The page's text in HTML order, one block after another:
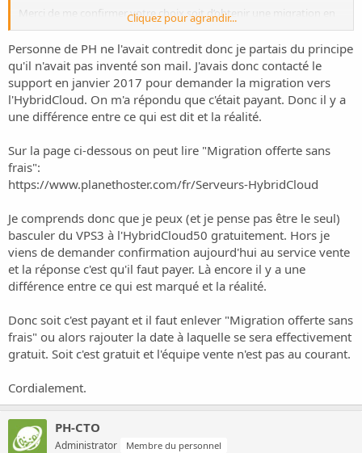
Merci de me confirmer votre choix soit d’obtenir une migration en
primeur ou attendre la migration gratuite. »
Cliquez pour agrandir...
Personne de PH ne l'avait contredit donc je partais du principe
qu'il n'avait pas inventé son mail. J'avais donc contacté le
support en janvier 2017 pour demander la migration vers
l'HybridCloud. On m'a répondu que c'était payant. Donc il y a
une différence entre ce qui est dit et la réalité.
Sur la page ci-dessous on peut lire "Migration offerte sans
frais":
https://www.planethoster.com/fr/Serveurs-HybridCloud
Je comprends donc que je peux (et je pense pas être le seul)
basculer du VPS3 à l'HybridCloud50 gratuitement. Hors je
viens de demander confirmation aujourd'hui au service vente
et la réponse c'est qu'il faut payer. Là encore il y a une
différence entre ce qui est marqué et la réalité.
Donc soit c'est payant et il faut enlever "Migration offerte sans
frais" ou alors rajouter la date à laquelle se sera effectivement
gratuit. Soit c'est gratuit et l'équipe vente n'est pas au courant.
Cordialement.
PH-CTO
Administrator Membre du personnel